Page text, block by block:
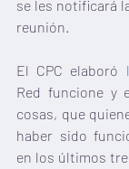
se les notificará
reunión.
El CPC elaboró
Red funcione y
cosas, que
haber sido
en los últimos